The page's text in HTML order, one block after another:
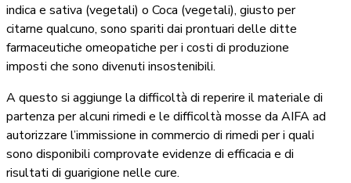
indica e sativa (vegetali) o Coca (vegetali), giusto per
citarne qualcuno, sono spariti dai prontuari delle ditte
farmaceutiche omeopatiche per i costi di produzione
imposti che sono divenuti insostenibili.
A questo si aggiunge la difficoltà di reperire il materiale di
partenza per alcuni rimedi e le difficoltà mosse da AIFA ad
autorizzare l’immissione in commercio di rimedi per i quali
sono disponibili comprovate evidenze di efficacia e di
risultati di guarigione nelle cure.